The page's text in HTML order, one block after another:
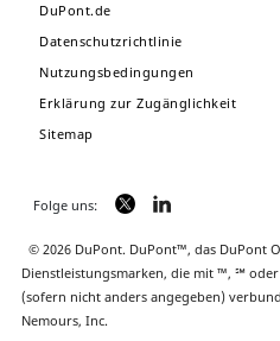
DuPont.de
Datenschutzrichtlinie
Nutzungsbedingungen
Erklärung zur Zugänglichkeit
Sitemap
Folge uns:
© 2026 DuPont. DuPont™, das DuPont
Dienstleistungsmarken, die mit ™, ℠
(sofern nicht anders angegeben)
Nemours, Inc.